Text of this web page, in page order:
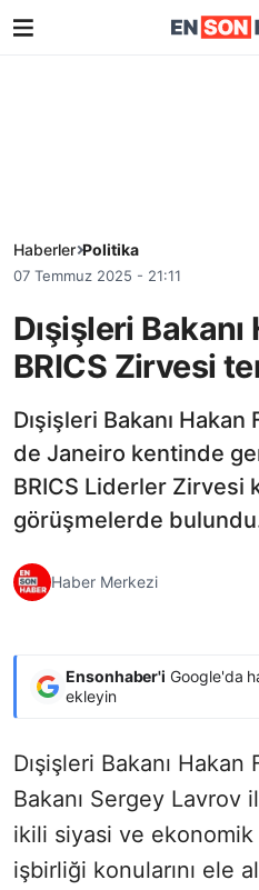
Haberler Politika
07 Temmuz 2025 - 21:11
Dışişleri
BRICS Zirvesi
Dışişleri Bakanı Hakan
de Janeiro kentinde
BRICS Liderler Zirvesi
görüşmelerde
Haber Merkezi
Ensonhaber'i Google'da
ekleyin
Dışişleri Bakanı Hakan
Bakanı Sergey Lavrov
ikili siyasi ve
işbirliği konularını ele